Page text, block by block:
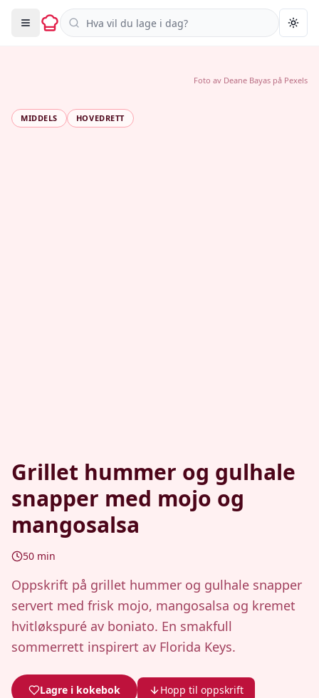
Søk i oppskrifter
MIDDELS HOVEDRETT
Grillet hummer og gulhale
snapper med mojo og
mangosalsa
50 min
Oppskrift på grillet hummer og gulhale snapper
servert med frisk mojo, mangosalsa og kremet
hvitløkspuré av boniato. En smakfull
sommerrett inspirert av Florida Keys.
Lagre i kokebok Hopp til oppskrift
Foto av Deane Bayas på Pexels